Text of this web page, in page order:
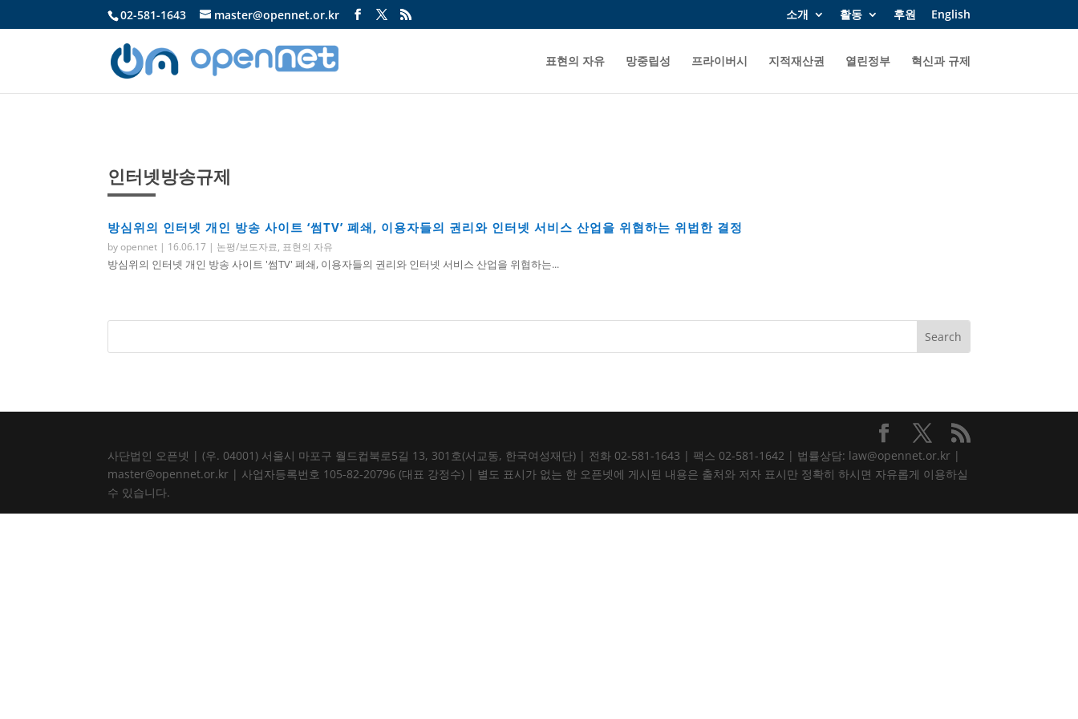
02-581-1643 master@opennet.or.kr 소개 활동 후원 English
표현의 자유 망중립성 프라이버시 지적재산권 열린정부 혁신과 규제
인터넷방송규제
방심위의 인터넷 개인 방송 사이트 ‘썸TV’ 폐쇄, 이용자들의 권리와 인터넷 서비스 산업을 위협하는 위법한 결정
byopennet | 16.06.17 | 논평/보도자료, 표현의 자유
방심위의 인터넷 개인 방송 사이트 '썸TV' 폐쇄, 이용자들의 권리와 인터넷 서비스 산업을 위협하는...
사단법인 오픈넷 | (우. 04001) 서울시 마포구 월드컵북로5길 13, 301호(서교동, 한국여성재단) | 전화 02-581-1643 | 팩스 02-581-1642 | 법률상담: law@opennet.or.kr |
master@opennet.or.kr | 사업자등록번호 105-82-20796 (대표 강정수) | 별도 표시가 없는 한 오픈넷에 게시된 내용은 출처와 저자 표시만 정확히 하시면 자유롭게 이용하실
수 있습니다.